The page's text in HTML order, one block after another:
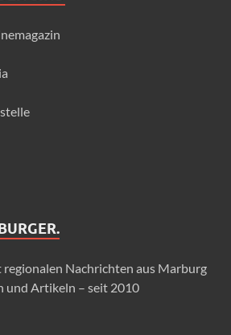
Nachrichten aus Marburg
und Artikeln – seit 2010